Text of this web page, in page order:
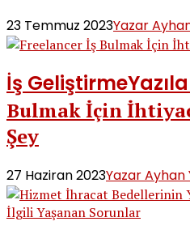
23 Temmuz 2023Yazar
İş Geliştirme
Bulmak İçin
Şey
27 Haziran 2023Yazar Ayhan